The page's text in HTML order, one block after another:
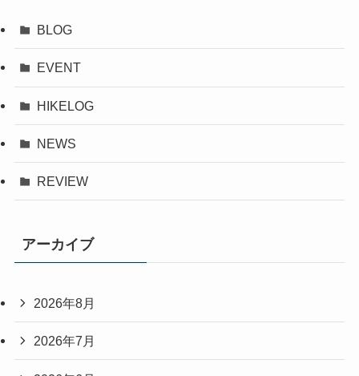
BLOG
EVENT
HIKELOG
NEWS
REVIEW
アーカイブ
2026年8月
2026年7月